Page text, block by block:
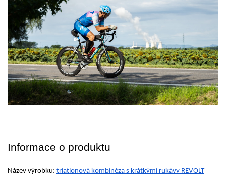
Informace o produktu
Název výrobku: triatlonová kombinéza s krátkými rukávy REVOLT